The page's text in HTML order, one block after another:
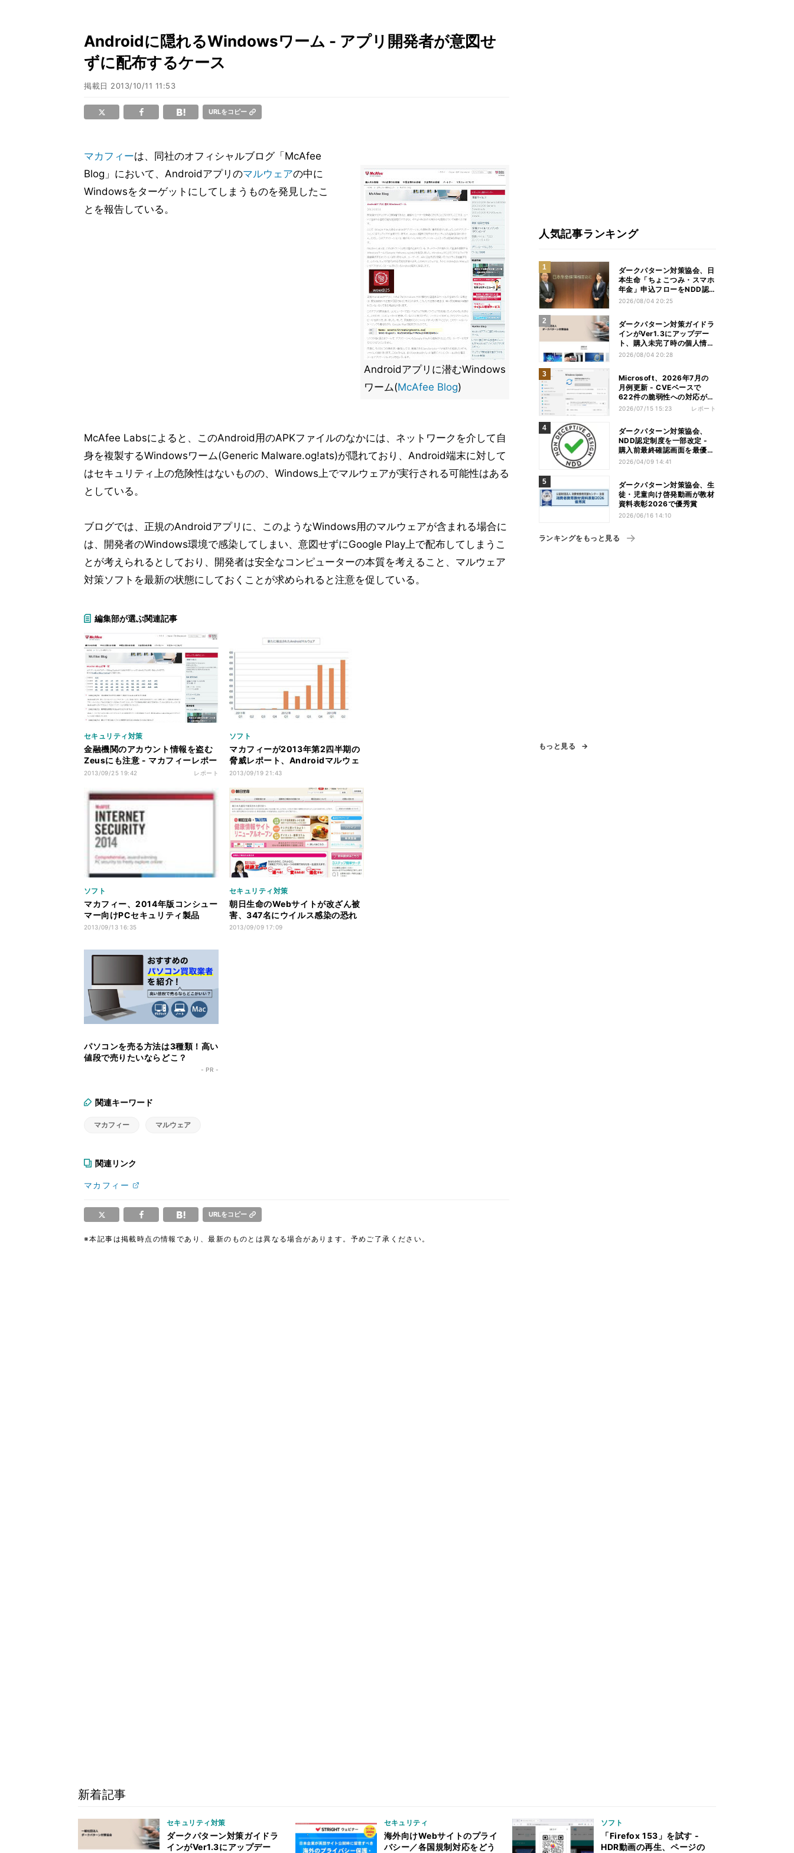
Androidに隠れるWindowsワーム - アプリ開発者が意図せ
ずに配布するケース
掲載日 2013/10/11 11:53
URLをコピー
Androidアプリに潜むWindows
ワーム(McAfee Blog)
マカフィーは、同社のオフィシャルブログ「McAfee
Blog」において、Androidアプリのマルウェアの中に
Windowsをターゲットにしてしまうものを発見したこ
とを報告している。
McAfee Labsによると、このAndroid用のAPKファイルのなかには、ネットワークを介して自
身を複製するWindowsワーム(Generic Malware.og!ats)が隠れており、Android端末に対して
はセキュリティ上の危険性はないものの、Windows上でマルウェアが実行される可能性はある
としている。
ブログでは、正規のAndroidアプリに、このようなWindows用のマルウェアが含まれる場合に
は、開発者のWindows環境で感染してしまい、意図せずにGoogle Play上で配布してしまうこ
とが考えられるとしており、開発者は安全なコンピューターの本質を考えること、マルウェア
対策ソフトを最新の状態にしておくことが求められると注意を促している。
編集部が選ぶ関連記事
セキュリティ対策
金融機関のアカウント情報を盗む
Zeusにも注意 - マカフィーレポー
ト
2013/09/25 19:42 レポート
ソフト
マカフィーが2013年第2四半期の
脅威レポート、Androidマルウェ
アが増加
2013/09/19 21:43
ソフト
マカフィー、2014年版コンシュー
マー向けPCセキュリティ製品
2013/09/13 16:35
セキュリティ対策
朝日生命のWebサイトが改ざん被
害、347名にウイルス感染の恐れ
2013/09/09 17:09
パソコンを売る方法は3種類！高い
値段で売りたいならどこ？
- PR -
関連キーワード
マカフィー マルウェア
関連リンク
マカフィー
URLをコピー
※本記事は掲載時点の情報であり、最新のものとは異なる場合があります。予めご了承ください。
人気記事ランキング
ダークパターン対策協会、日
本生命「ちょこつみ・スマホ
年金」申込フローをNDD認
定
2026/08/04 20:25
ダークパターン対策ガイドラ
インがVer1.3にアップデー
ト、購入未完了時の個人情報
利用を追記
2026/08/04 20:28
Microsoft、2026年7月の
月例更新 - CVEベースで
622件の脆弱性への対応が行
われる
2026/07/15 15:23 レポート
ダークパターン対策協会、
NDD認定制度を一部改定 -
購入前最終確認画面を最優先
に
2026/04/09 14:41
ダークパターン対策協会、生
徒・児童向け啓発動画が教材
資料表彰2026で優秀賞
2026/06/16 14:10
ランキングをもっと見る
もっと見る
新着記事
セキュリティ対策
ダークパターン対策ガイドラ
インがVer1.3にアップデー
セキュリティ
海外向けWebサイトのプライ
バシー／各国規制対応をどう
ソフト
「Firefox 153」を試す -
HDR動画の再生、ページの